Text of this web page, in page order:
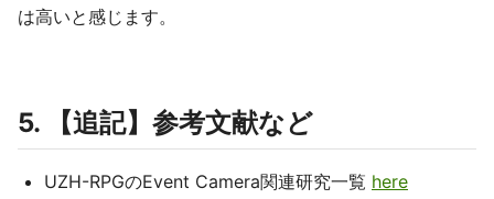
は高いと感じます。
5. 【追記】参考文献など
UZH-RPGのEvent Camera関連研究一覧 here